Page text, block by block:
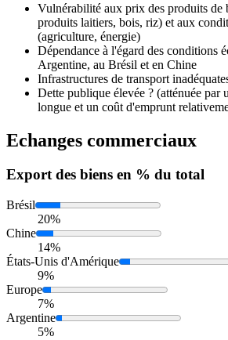
Vulnérabilité aux prix des produits de
produits laitiers, bois, riz) et aux
(agriculture, énergie)
Dépendance à l'égard des conditions
Argentine, au Brésil et en Chine
Infrastructures de transport
Dette publique élevée ? (atténuée par
longue et un coût d'emprunt
Echanges commerciaux
Exportdes biens en % du total
Brésil
20%
Chine
14%
États-Unis d'Amérique
9%
Europe
7%
Argentine
5%